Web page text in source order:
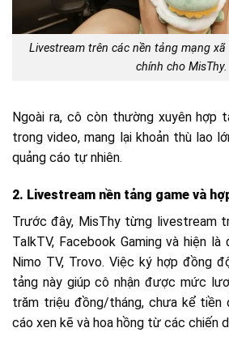
Livestream trên các nền tảng mạng
chính cho MisThy.
Ngoài ra, cô còn thường xuyên hợp
trong video, mang lại khoản thù lao
quảng cáo tự nhiên.
2. Livestream nền tảng game và
Trước đây, MisThy từng livestream
TalkTV, Facebook Gaming và hiện
Nimo TV, Trovo. Việc ký hợp đồng
tảng này giúp cô nhận được mức
trăm triệu đồng/tháng, chưa kể tiền
cáo xen kẽ và hoa hồng từ các chiến